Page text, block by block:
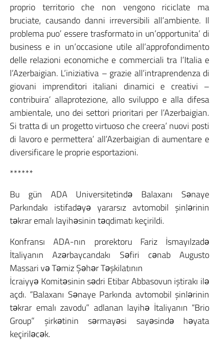
proprio territorio che non vengono riciclate ma
bruciate, causando danni irreversibili all’ambiente. Il
problema puo’ essere trasformato in un’opportunita’ di
business e in un’occasione utile all’approfondimento
delle relazioni economiche e commerciali tra l’Italia e
l’Azerbaigian. L’iniziativa – grazie all’intraprendenza di
giovani imprenditori italiani dinamici e creativi –
contribuira’ allaprotezione, allo sviluppo e alla difesa
ambientale, uno dei settori prioritari per l’Azerbaigian.
Si tratta di un progetto virtuoso che creera’ nuovi posti
di lavoro e permettera’ all’Azerbaigian di aumentare e
diversificare le proprie esportazioni.
******
Bu gün ADA Universitetində Balaxanı Sənaye
Parkındakı istifadəyə yararsız avtomobil şinlərinin
təkrar emalı layihəsinin təqdimatı keçirildi.
Konfransı ADA-nın prorektoru Fariz İsmayılzadə
İtaliyanın Azərbaycandakı Səfiri cənab Augusto
Massari və Təmiz Şəhər Təşkilatının
İcraiyyə Komitəsinin sədri Etibar Abbasovun iştirakı ilə
açdı. “Balaxanı Sənaye Parkında avtomobil şinlərinin
təkrar emalı zavodu” adlanan layihə İtaliyanın “Brio
Group” şirkətinin sərmayəsi sayəsində həyata
keçiriləcək.